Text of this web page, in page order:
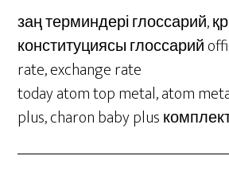
заң терминдері глоссарий, қр
конституциясы глоссарий
rate, exchange rate
today atom top metal, atom
plus, charon baby plus